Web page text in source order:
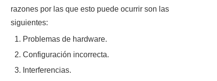
razones por las que esto puede ocurrir son las
siguientes:
Problemas de hardware.
Configuración incorrecta.
Interferencias.